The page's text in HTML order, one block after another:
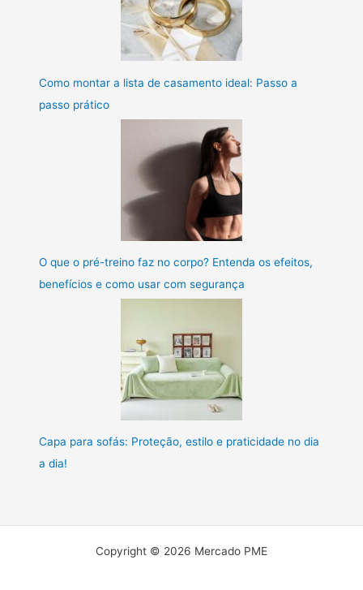
Como montar a lista de casamento ideal: Passo a
passo prático
O que o pré-treino faz no corpo? Entenda os efeitos,
benefícios e como usar com segurança
Capa para sofás: Proteção, estilo e praticidade no dia
a dia!
Copyright © 2026 Mercado PME